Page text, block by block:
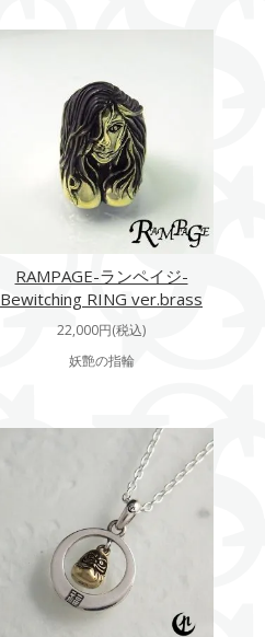
RAMPAGE-ランペイジ-
Bewitching RING ver.brass
22,000円(税込)
妖艶の指輪